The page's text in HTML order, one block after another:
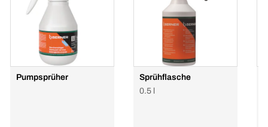
Pumpsprüher
Sprühflasche
0.5 l